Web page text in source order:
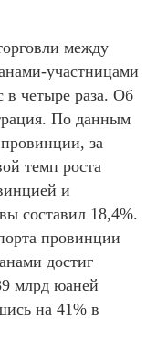
между
участницами
четыре раза. Об
По данным
за
темп роста
и
составил 18,4%.
провинции
достиг
млрд юаней
на 41% в